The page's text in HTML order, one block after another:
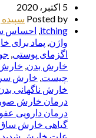
5 اکتبر، 2020
Posted by سپیده
itching احساس
واژن پماد برای
اگزمای پوستی
خارش بدن
چیست خارش سر
خارش ناگهانی
درمان خارش
درمان دارویی
گیاهی خارش ساق